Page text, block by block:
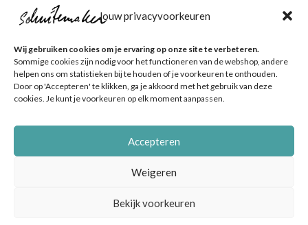
Jouw privacyvoorkeuren
Wij gebruiken cookies om je ervaring op onze site te verbeteren.
Sommige cookies zijn nodig voor het functioneren van de webshop, andere
helpen ons om statistieken bij te houden of je voorkeuren te onthouden.
Door op 'Accepteren' te klikken, ga je akkoord met het gebruik van deze
cookies. Je kunt je voorkeuren op elk moment aanpassen.
Accepteren
Weigeren
Bekijk voorkeuren
Privacy en persoonsgegevens
Ga naar onze pagina
Volg ons op Instagram
Ga naar onze pagina
© Schuitemaker Vis , foto's zijn o.a. van het Nederlands Visbureau